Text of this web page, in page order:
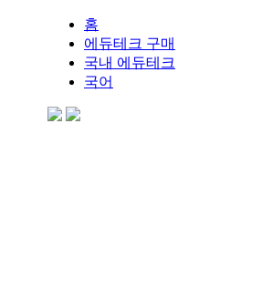
홈
에듀테크 구매
국내 에듀테크
국어